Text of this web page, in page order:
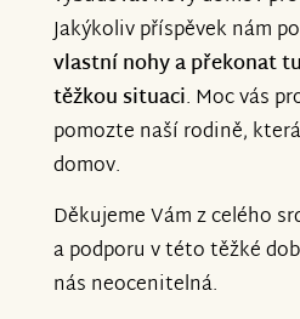
Jakýkoliv příspěvek nám
vlastní nohy a překonat
těžkou situaci. Moc vás
pomozte naší rodině,
domov.
Děkujeme Vám z celého
a podporu v této těžké
nás neocenitelná.